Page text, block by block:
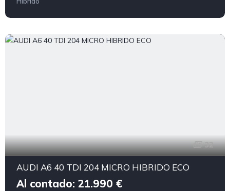
32
AUDI A6 40 TDI 204 MICRO HIBRIDO ECO
Al contado: 21.990 €